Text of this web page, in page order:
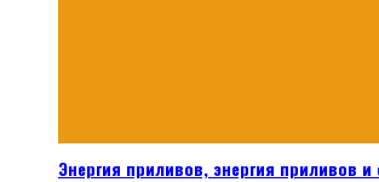
Энергия приливов, энергия приливов и